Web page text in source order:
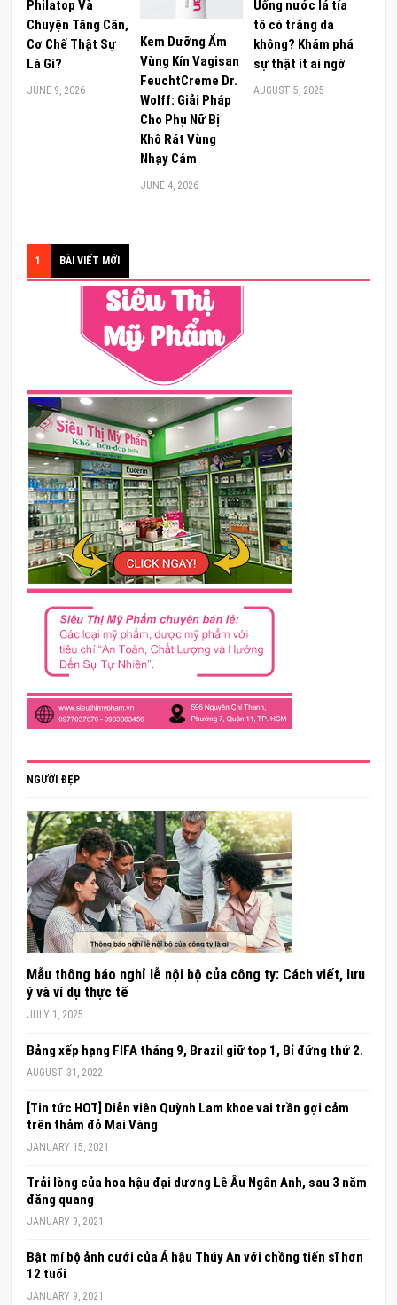
Philatop Và
Chuyện Tăng Cân,
Cơ Chế Thật Sự
Là Gì?
JUNE 9, 2026
Kem Dưỡng Ẩm
Vùng Kín Vagisan
FeuchtCreme Dr.
Wolff: Giải Pháp
Cho Phụ Nữ Bị
Khô Rát Vùng
Nhạy Cảm
JUNE 4, 2026
Uống nước lá tía
tô có trắng da
không? Khám phá
sự thật ít ai ngờ
AUGUST 5, 2025
1 BÀI VIẾT MỚI
NGƯỜI ĐẸP
Mẫu thông báo nghỉ lễ nội bộ của công ty: Cách viết, lưu
ý và ví dụ thực tế
JULY 1, 2025
Bảng xếp hạng FIFA tháng 9, Brazil giữ top 1, Bỉ đứng thứ 2.
AUGUST 31, 2022
[Tin tức HOT] Diễn viên Quỳnh Lam khoe vai trần gợi cảm
trên thảm đỏ Mai Vàng
JANUARY 15, 2021
Trải lòng của hoa hậu đại dương Lê Âu Ngân Anh, sau 3 năm
đăng quang
JANUARY 9, 2021
Bật mí bộ ảnh cưới của Á hậu Thúy An với chồng tiến sĩ hơn
12 tuổi
JANUARY 9, 2021